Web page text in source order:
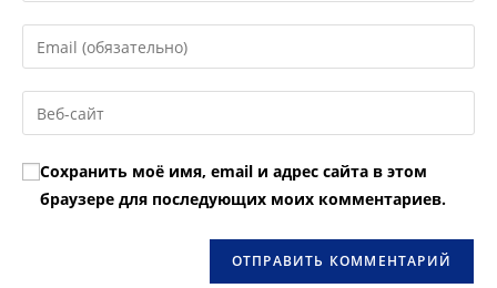
имя
или
пользователя,
чтобы
прокомментировать
Введите
свой
email-
адрес,
прокомментировать
Введите
URL
вашего
веб-
сайта
Сохранить моё имя, email и адрес сайта в этом
браузере для последующих моих комментариев.